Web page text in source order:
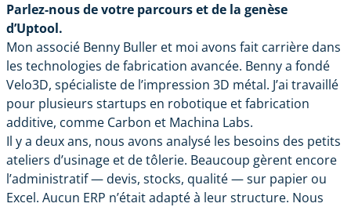
Parlez-nous de votre parcours et de la genèse
d’Uptool.
Mon associé Benny Buller et moi avons fait carrière dans
les technologies de fabrication avancée. Benny a fondé
Velo3D, spécialiste de l’impression 3D métal. J’ai travaillé
pour plusieurs startups en robotique et fabrication
additive, comme Carbon et Machina Labs.
Il y a deux ans, nous avons analysé les besoins des petits
ateliers d’usinage et de tôlerie. Beaucoup gèrent encore
l’administratif — devis, stocks, qualité — sur papier ou
Excel. Aucun ERP n’était adapté à leur structure. Nous